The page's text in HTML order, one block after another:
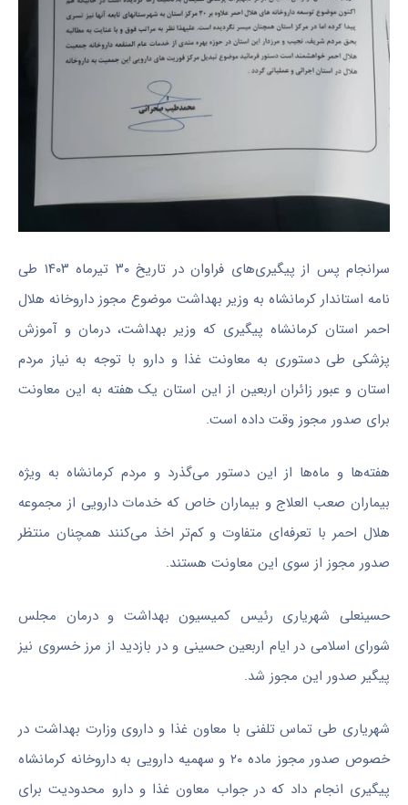
سرانجام پس از پیگیری‌های فراوان در تاریخ ۳۰ تیرماه ۱۴۰۳ طی
نامه استاندار کرمانشاه به وزیر بهداشت موضوع مجوز داروخانه هلال
احمر استان کرمانشاه پیگیری که وزیر بهداشت، درمان و آموزش
پزشکی طی دستوری به معاونت غذا و دارو با توجه به نیاز مردم
استان و عبور زائران اربعین از این استان یک هفته به این معاونت
برای صدور مجوز وقت داده است.
هفته‌ها و ماه‌ها از این دستور می‌گذرد و مردم کرمانشاه به ویژه
بیماران صعب العلاجو بیماران خاص که خدمات دارویی از مجموعه
هلال احمر با تعرفه‌ای متفاوت و کم‌تر اخذ می‌کنند همچنان منتظر
صدور مجوز از سوی این معاونت هستند.
حسینعلی شهریاری رئیس کمیسیون بهداشت و درمان مجلس
شورای اسلامی در ایام اربعین حسینی و در بازدید از مرز خسروی نیز
پیگیر صدور این مجوز شد.
شهریاری طی تماس تلفنی با معاون غذا و داروی وزارت بهداشت در
خصوص صدور مجوز ماده ۲۰ و سهمیه دارویی به داروخانه کرمانشاه
پیگیری انجام داد که در جواب معاون غذا و دارو محدودیت برای